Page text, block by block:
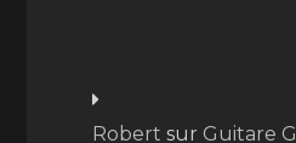
Robert sur Guitare